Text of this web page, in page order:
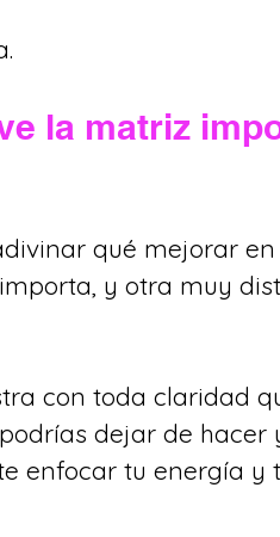
la matriz
qué mejorar
y otra muy
con toda claridad
dejar de hacer
enfocar tu energía y